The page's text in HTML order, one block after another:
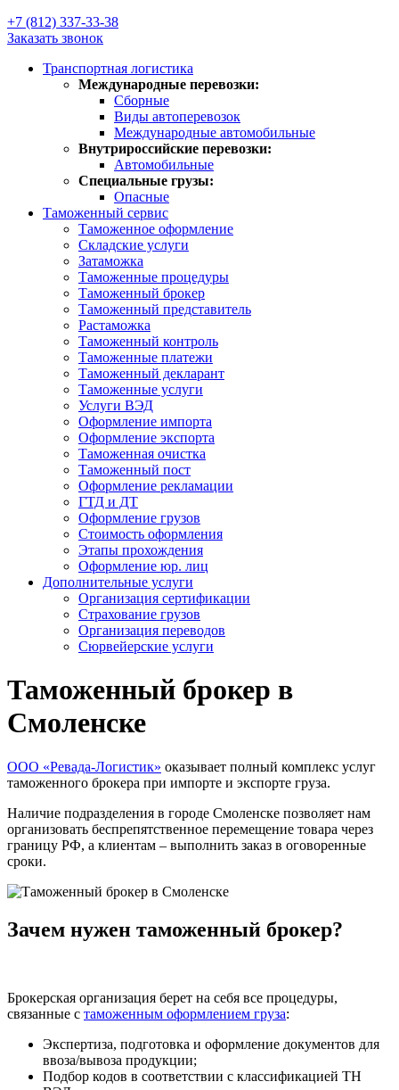
+7 (812) 337-33-38
Заказать звонок
Транспортная логистика
Международные перевозки:
Сборные
Виды автоперевозок
Международные автомобильные
Внутрироссийские перевозки:
Автомобильные
Специальные грузы:
Опасные
Таможенный сервис
Таможенное оформление
Складские услуги
Затаможка
Таможенные процедуры
Таможенный брокер
Таможенный представитель
Растаможка
Таможенный контроль
Таможенные платежи
Таможенный декларант
Таможенные услуги
Услуги ВЭД
Оформление импорта
Оформление экспорта
Таможенная очистка
Таможенный пост
Оформление рекламации
ГТД и ДТ
Оформление грузов
Стоимость оформления
Этапы прохождения
Оформление юр. лиц
Дополнительные услуги
Организация сертификации
Страхование грузов
Организация переводов
Сюрвейерские услуги
Таможенный брокер в
Смоленске
ООО «Ревада-Логистик» оказывает полный комплекс услуг
таможенного брокера при импорте и экспорте груза.
Наличие подразделения в городе Смоленске позволяет нам
организовать беспрепятственное перемещение товара через
границу РФ, а клиентам – выполнить заказ в оговоренные
сроки.
Зачем нужен таможенный брокер?
Брокерская организация берет на себя все процедуры,
связанные с таможенным оформлением груза:
Экспертиза, подготовка и оформление документов для
ввоза/вывоза продукции;
Подбор кодов в соответствии с классификацией ТН